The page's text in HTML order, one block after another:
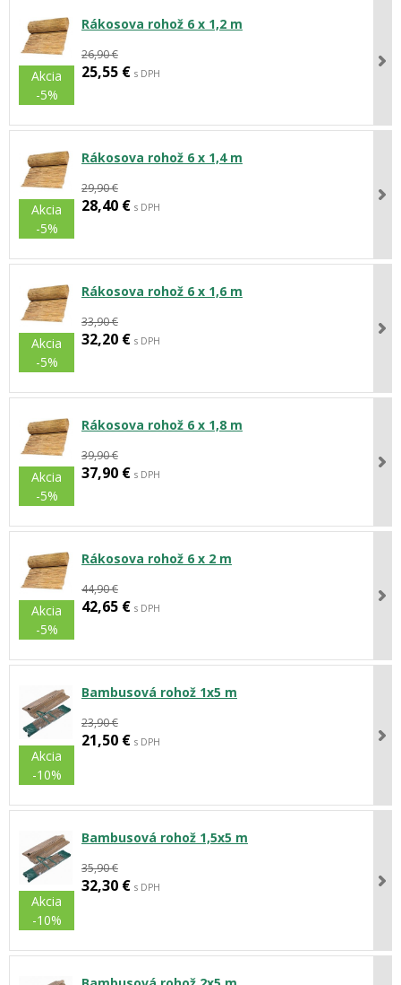
Akcia
-5%
Rákosova rohož 6 x 1,2 m
26,90 €
25,55 € s DPH
Akcia
-5%
Rákosova rohož 6 x 1,4 m
29,90 €
28,40 € s DPH
Akcia
-5%
Rákosova rohož 6 x 1,6 m
33,90 €
32,20 € s DPH
Akcia
-5%
Rákosova rohož 6 x 1,8 m
39,90 €
37,90 € s DPH
Akcia
-5%
Rákosova rohož 6 x 2 m
44,90 €
42,65 € s DPH
Akcia
-10%
Bambusová rohož 1x5 m
23,90 €
21,50 € s DPH
Akcia
-10%
Bambusová rohož 1,5x5 m
35,90 €
32,30 € s DPH